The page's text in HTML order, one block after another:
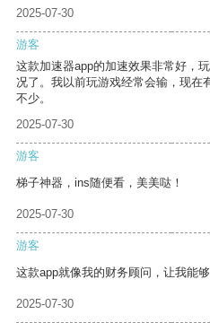
2025-07-30
游客
这款加速器app的加速效果非常好，
况了。我以前玩游戏经常会输，现在
不少。
2025-07-30
游客
梯子神器，ins随便看，美美哒！
2025-07-30
游客
这款app就像我的财务顾问，让我能够
2025-07-30